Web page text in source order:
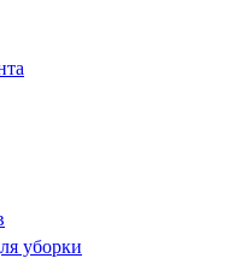
уборки